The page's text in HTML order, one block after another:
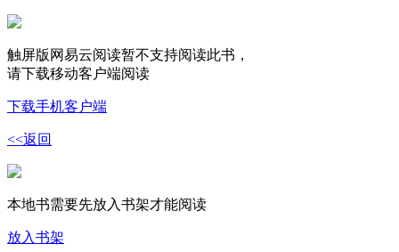
触屏版网易云阅读暂不支持阅读此书，
请下载移动客户端阅读
下载手机客户端
<<返回
本地书需要先放入书架才能阅读
放入书架